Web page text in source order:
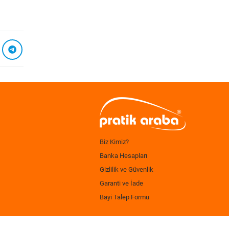
Biz Kimiz?
Banka Hesapları
Gizlilik ve Güvenlik
Garanti ve İade
Bayi Talep Formu